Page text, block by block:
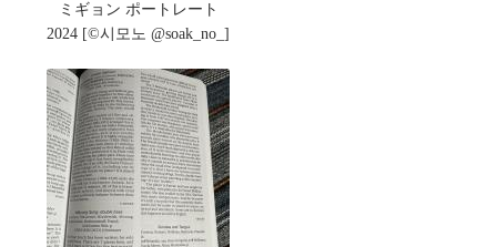
ミギョン ポートレート
2024 [©️시모노 @soak_no_]